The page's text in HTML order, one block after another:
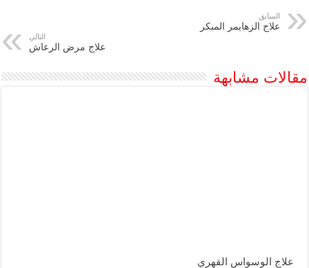
السابق
علاج الزهايمر المبكر
التالي
علاج مرض الرعاش
مقالات مشابهة
علاج الوسواس القهري